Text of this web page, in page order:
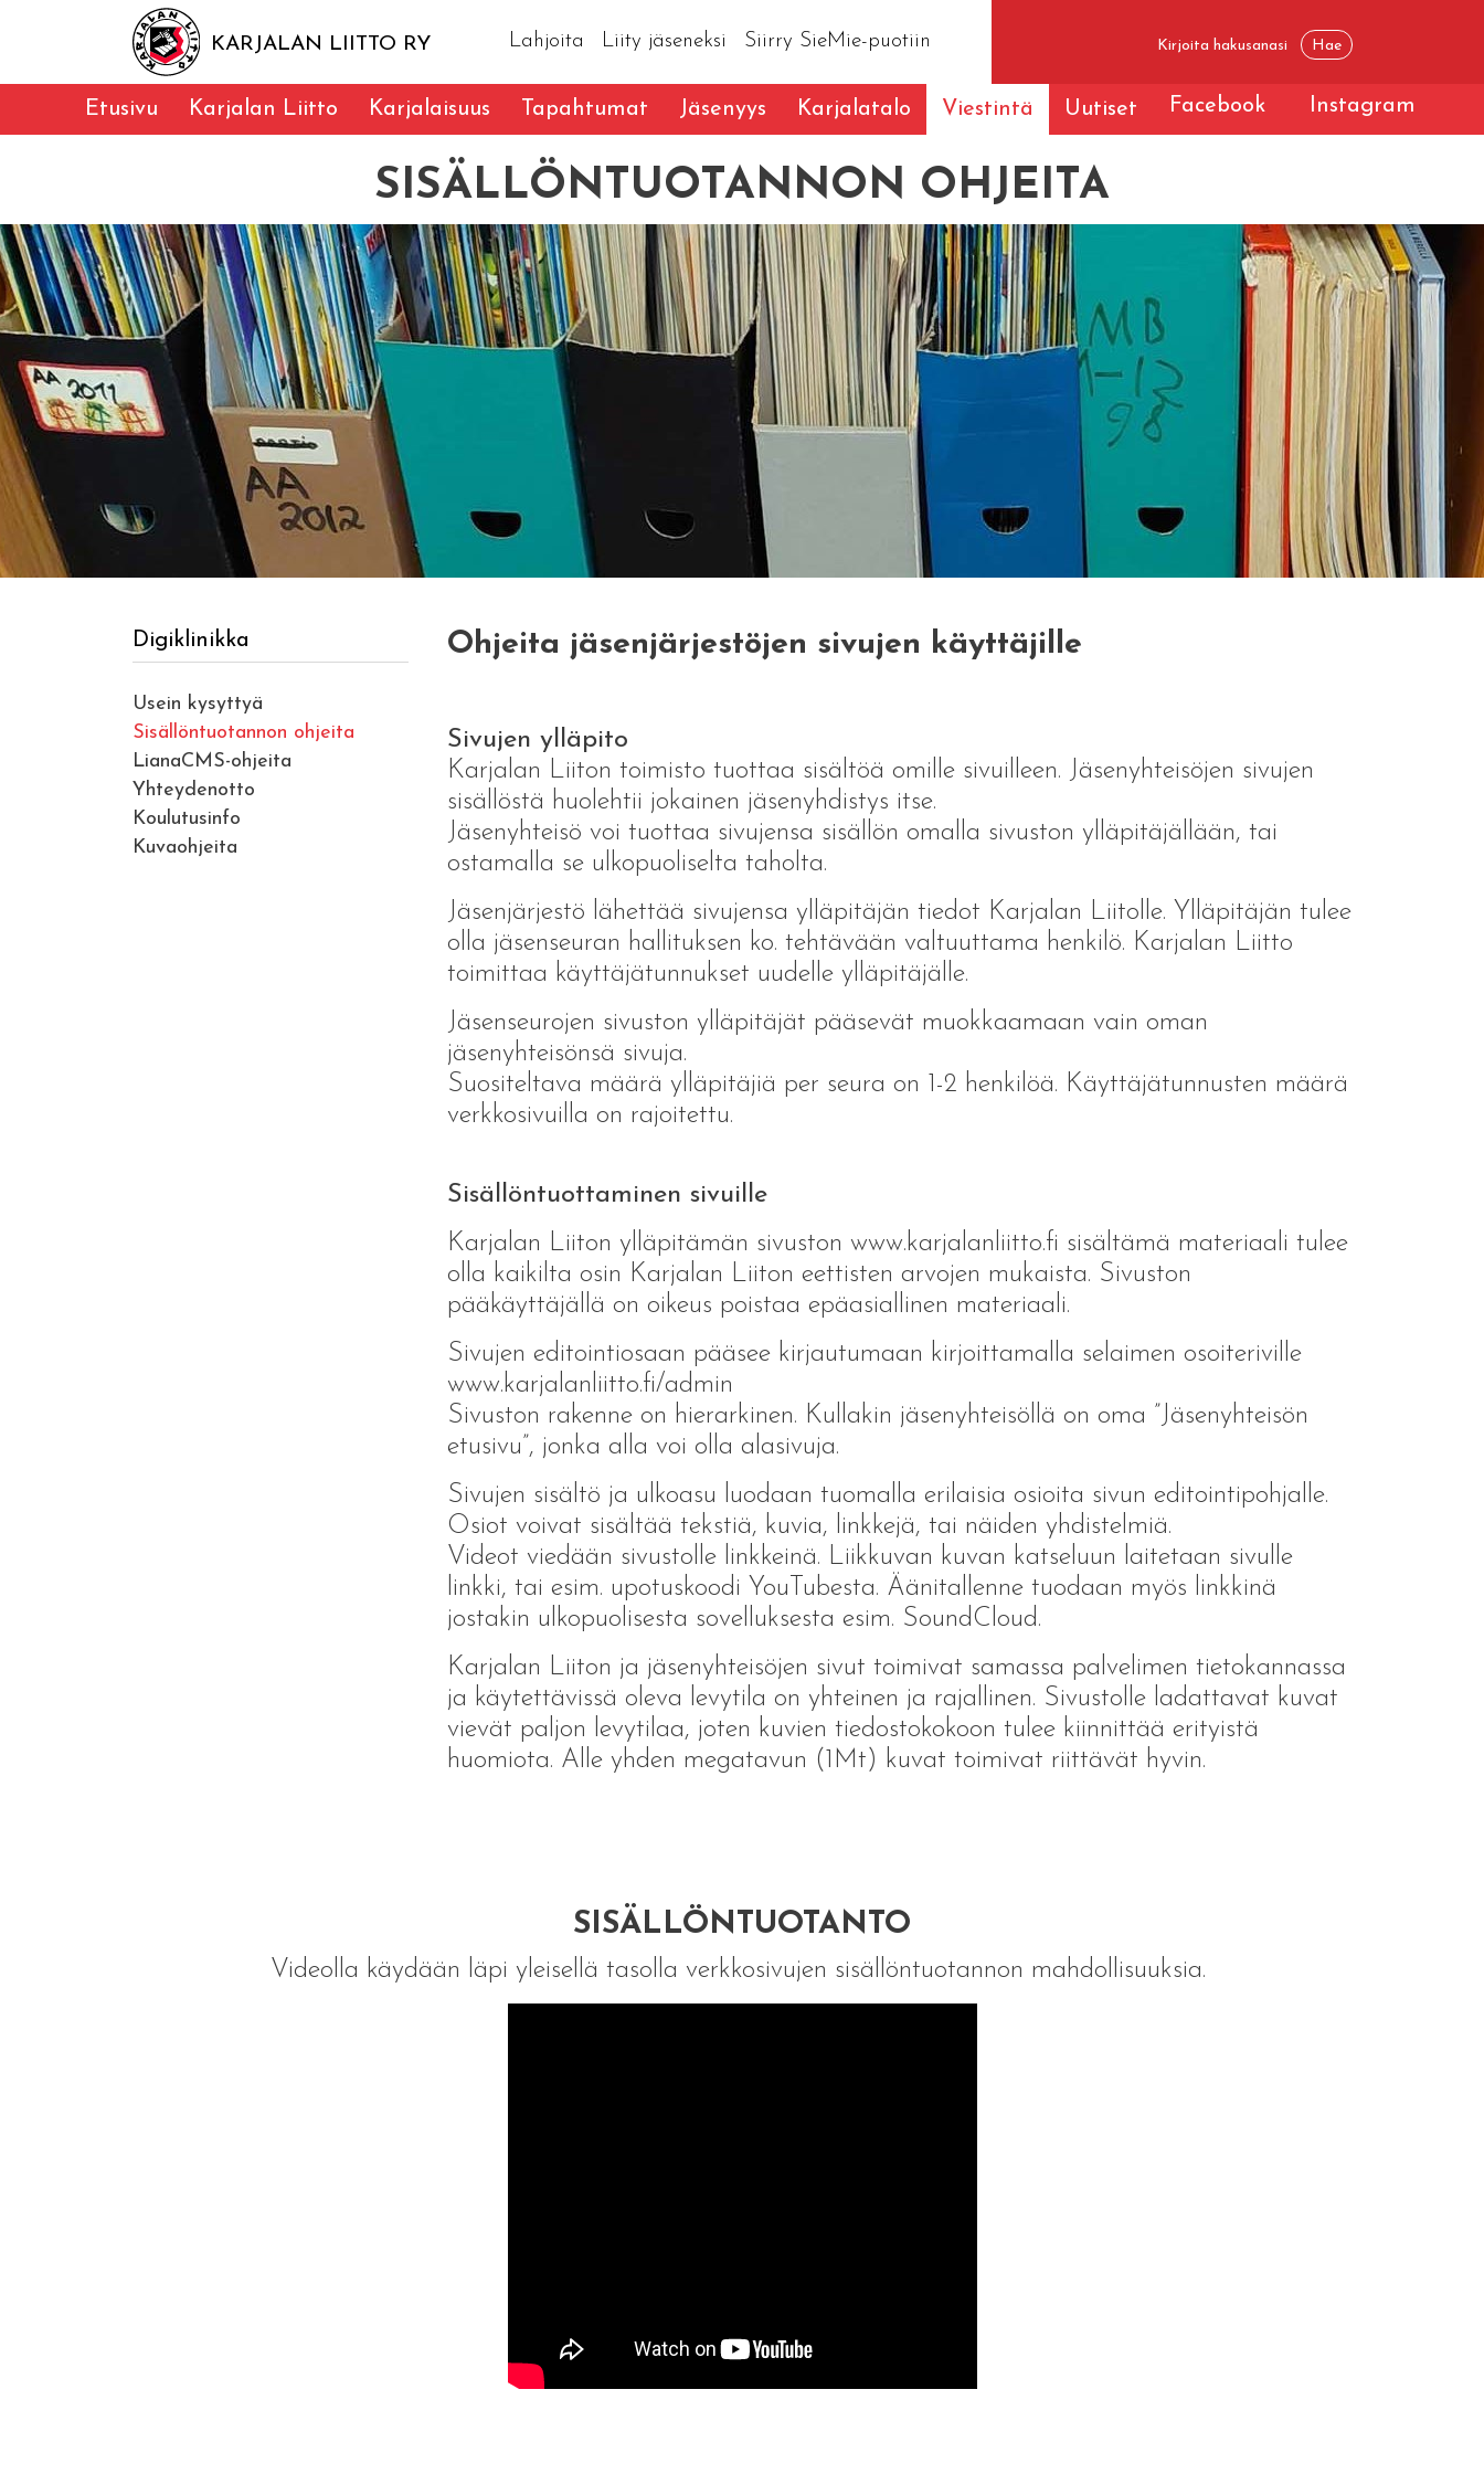
KARJALAN LIITTO RY Lahjoita Liity jäseneksi Siirry SieMie-puotiin
Etusivu Karjalan Liitto Karjalaisuus Tapahtumat Jäsenyys Karjalatalo Viestintä Uutiset Facebook Instagram
SISÄLLÖNTUOTANNON OHJEITA
Digiklinikka
Usein kysyttyä
Sisällöntuotannon ohjeita
LianaCMS-ohjeita
Yhteydenotto
Koulutusinfo
Kuvaohjeita
Ohjeita jäsenjärjestöjen sivujen käyttäjille
Sivujen ylläpito
Karjalan Liiton toimisto tuottaa sisältöä omille sivuilleen. Jäsenyhteisöjen sivujen
sisällöstä huolehtii jokainen jäsenyhdistys itse.
Jäsenyhteisö voi tuottaa sivujensa sisällön omalla sivuston ylläpitäjällään, tai
ostamalla se ulkopuoliselta taholta.
Jäsenjärjestö lähettää sivujensa ylläpitäjän tiedot Karjalan Liitolle. Ylläpitäjän tulee
olla jäsenseuran hallituksen ko. tehtävään valtuuttama henkilö. Karjalan Liitto
toimittaa käyttäjätunnukset uudelle ylläpitäjälle.
Jäsenseurojen sivuston ylläpitäjät pääsevät muokkaamaan vain oman
jäsenyhteisönsä sivuja.
Suositeltava määrä ylläpitäjiä per seura on 1-2 henkilöä. Käyttäjätunnusten määrä
verkkosivuilla on rajoitettu.
Sisällöntuottaminen sivuille
Karjalan Liiton ylläpitämän sivuston www.karjalanliitto.fi sisältämä materiaali tulee
olla kaikilta osin Karjalan Liiton eettisten arvojen mukaista. Sivuston
pääkäyttäjällä on oikeus poistaa epäasiallinen materiaali.
Sivujen editointiosaan pääsee kirjautumaan kirjoittamalla selaimen osoiteriville
www.karjalanliitto.fi/admin
Sivuston rakenne on hierarkinen. Kullakin jäsenyhteisöllä on oma ”Jäsenyhteisön
etusivu”, jonka alla voi olla alasivuja.
Sivujen sisältö ja ulkoasu luodaan tuomalla erilaisia osioita sivun editointipohjalle.
Osiot voivat sisältää tekstiä, kuvia, linkkejä, tai näiden yhdistelmiä.
Videot viedään sivustolle linkkeinä. Liikkuvan kuvan katseluun laitetaan sivulle
linkki, tai esim. upotuskoodi YouTubesta. Äänitallenne tuodaan myös linkkinä
jostakin ulkopuolisesta sovelluksesta esim. SoundCloud.
Karjalan Liiton ja jäsenyhteisöjen sivut toimivat samassa palvelimen tietokannassa
ja käytettävissä oleva levytila on yhteinen ja rajallinen. Sivustolle ladattavat kuvat
vievät paljon levytilaa, joten kuvien tiedostokokoon tulee kiinnittää erityistä
huomiota. Alle yhden megatavun (1Mt) kuvat toimivat riittävät hyvin.
SISÄLLÖNTUOTANTO
Videolla käydään läpi yleisellä tasolla verkkosivujen sisällöntuotannon mahdollisuuksia.